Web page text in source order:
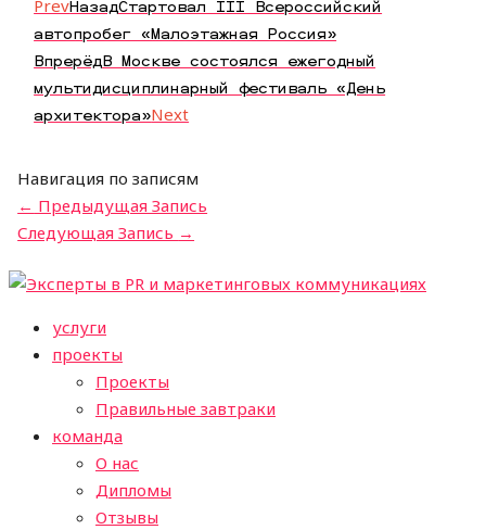
PrevНазадСтартовал III Всероссийский
автопробег «Малоэтажная Россия»
ВпрерёдВ Москве состоялся ежегодный
мультидисциплинарный фестиваль «День
архитектора»Next
Навигация по записям
← Предыдущая Запись
Следующая Запись →
услуги
проекты
Проекты
Правильные завтраки
команда
О нас
Дипломы
Отзывы